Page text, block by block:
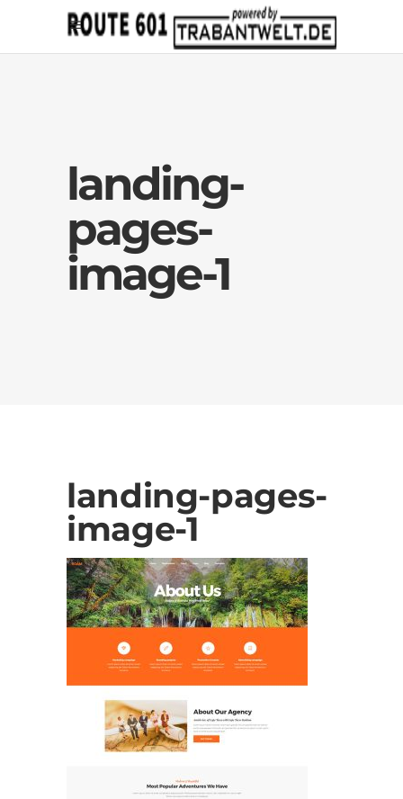
landing-
pages-
image-1
landing-pages-
image-1